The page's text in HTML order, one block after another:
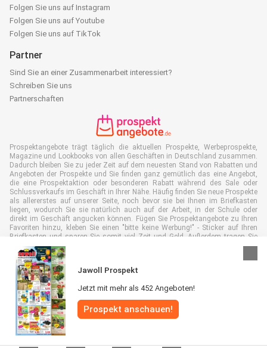
Jawoll Prospekt
Jetzt mit mehr als 452 Angeboten!
Prospekt anschauen!
Folgen Sie uns auf Instagram
Folgen Sie uns auf Youtube
Folgen Sie uns auf TikTok
Partner
Sind Sie an einer Zusammenarbeit interessiert?
Schreiben Sie uns
Partnerschaften
Prospektangebote trägt täglich die aktuellen Prospekte, Werbeprospekte,
Magazine und Lookbooks von allen Geschäften in Deutschland zusammen.
Dadurch bleiben Sie zu jeder Zeit auf dem neuesten Stand von Rabatten und
Angeboten der Prospekte und Sie finden ganz gemütlich das eine Angebot,
die eine Prospektaktion oder besonderen Rabatt während des Sale oder
Schlussverkaufs im Geschäft in Ihrer Nähe. Häufig finden Sie neue Prospekte
als allererstes auf unserer Seite, noch bevor sie bei Ihnen im Briefkasten
liegen, wodurch Sie sie natürlich auch auf der Arbeit, in der Schule oder
direkt im Geschäft angucken können. Fügen Sie Prospektangebote zu Ihren
Favoriten hinzu, kleben Sie einen "bitte keine Werbung!" - Sticker auf Ihren
Briefkasten und sparen Sie somit viel Zeit und Geld. Außerdem tragen Sie
damit auch aktiv zur Papiermüll Reduktion bei, was gut für unsere Umwelt
ist.
Alle Rechte vorbehalten © Prospektangebote.de 2026 |
|Allgemeine Geschäftsbedingungen